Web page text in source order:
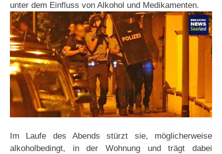
unter dem Einfluss von Alkohol und Medikamenten.
Im Laufe des Abends stürzt sie, möglicherweise
alkoholbedingt, in der Wohnung und trägt dabei